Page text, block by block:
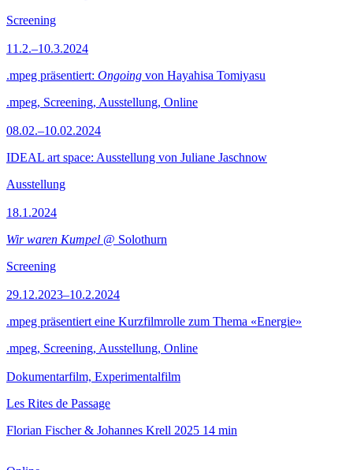
Screening
11.2.–10.3.2024
.mpeg präsentiert: Ongoing von Hayahisa Tomiyasu
.mpeg, Screening, Ausstellung, Online
08.02.–10.02.2024
IDEAL art space: Ausstellung von Juliane Jaschnow
Ausstellung
18.1.2024
Wir waren Kumpel @ Solothurn
Screening
29.12.2023–10.2.2024
.mpeg präsentiert eine Kurzfilmrolle zum Thema «Energie»
.mpeg, Screening, Ausstellung, Online
Dokumentarfilm, Experimentalfilm
Les Rites de Passage
Florian Fischer & Johannes Krell 2025 14 min